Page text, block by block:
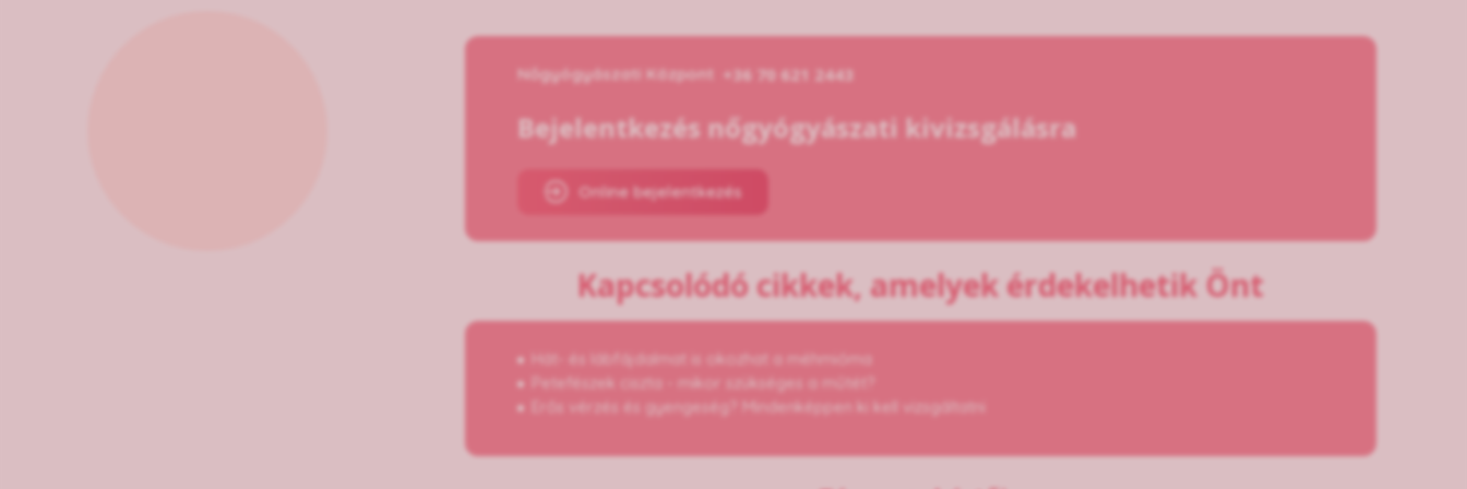
Nőgyógyászati Központ +36 70 621 2443
Bejelentkezés nőgyógyászati kivizsgálásra
Online bejelentkezés
Kapcsolódó cikkek, amelyek érdekelhetik Önt
Hát- és lábfájdalmat is okozhat a méhmióma
Petefészek ciszta - mikor szükséges a műtét?
Erős vérzés és gyengeség? Mindenképpen ki kell vizsgáltatni